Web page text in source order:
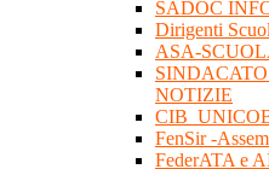
SADOC
Dirigenti
ASA-
NOTIZIE
FenSir -
FederATA e